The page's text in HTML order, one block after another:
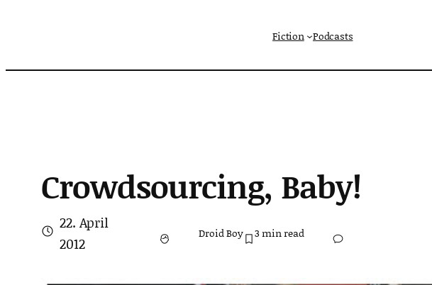
Fiction Podcasts
Crowdsourcing, Baby!
22. April
2012
Droid Boy 3 min read